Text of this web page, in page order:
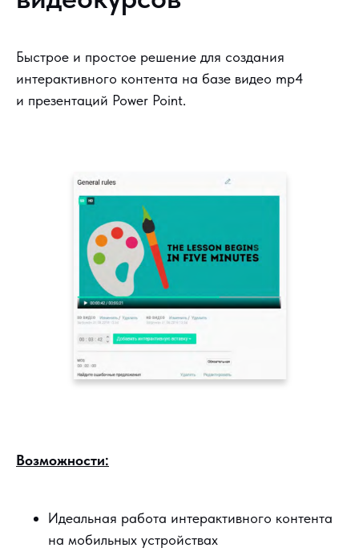
Быстрое и простое решение для создания
интерактивного контента на базе видео mp4
и презентаций Power Point.
Возможности:
Идеальная работа интерактивного контента
на мобильных устройствах